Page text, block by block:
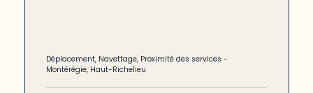
Déplacement, Navettage, Proximité des services -
Montérégie, Haut-Richelieu